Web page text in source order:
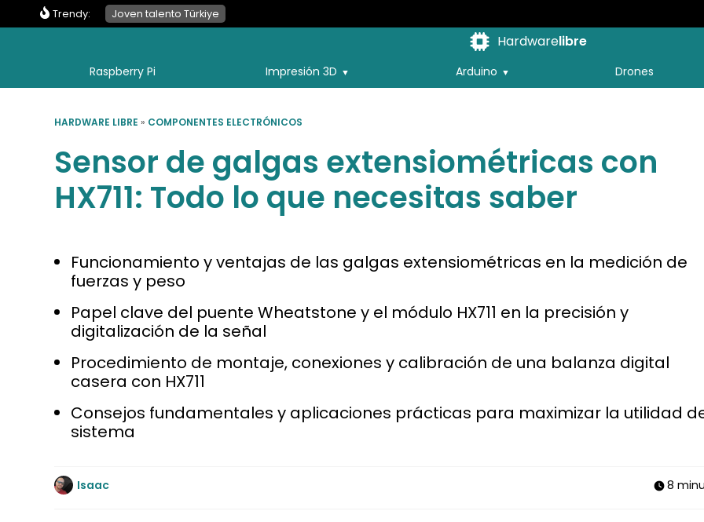
Hardwarelibre
Raspberry Pi Impresión 3D Arduino Drones
Trendy: Joven talento Türkiye
HARDWARE LIBRE » COMPONENTES ELECTRÓNICOS
Sensor de galgas extensiométricas con
HX711: Todo lo que necesitas saber
Funcionamiento y ventajas de las galgas extensiométricas en la medición de
fuerzas y peso
Papel clave del puente Wheatstone y el módulo HX711 en la precisión y
digitalización de la señal
Procedimiento de montaje, conexiones y calibración de una balanza digital
casera con HX711
Consejos fundamentales y aplicaciones prácticas para maximizar la utilidad
sistema
Isaac 8